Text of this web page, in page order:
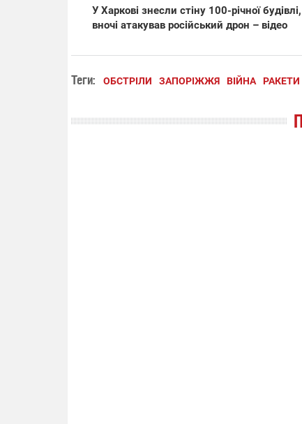
У Харкові знесли стіну 100-річної
вночі атакував російський дрон – відео
Теги: ОБСТРІЛИ ЗАПОРІЖЖЯ ВІЙНА РАКЕТИ